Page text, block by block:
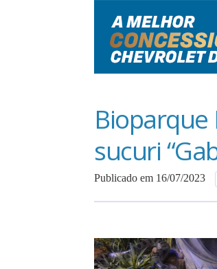
sucuri
Publicado em 16/07/2023